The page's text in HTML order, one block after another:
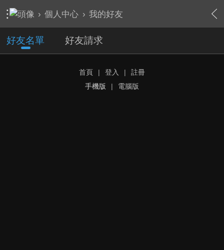
› 個人中心 › 我的好友
好友名單 好友請求
首頁 | 登入 |
註冊
手機版
| 電腦版